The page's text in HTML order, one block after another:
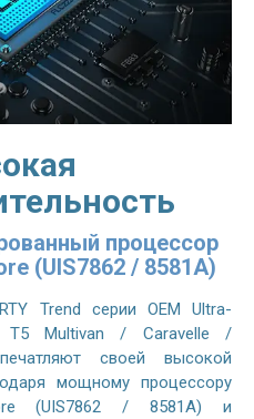
процессор
(UIS7862 / 8581A)
Trend серии OEM Ultra-
T5 Multivan / Caravelle /
своей высокой
мощному процессору
(UIS7862 / 8581A) и